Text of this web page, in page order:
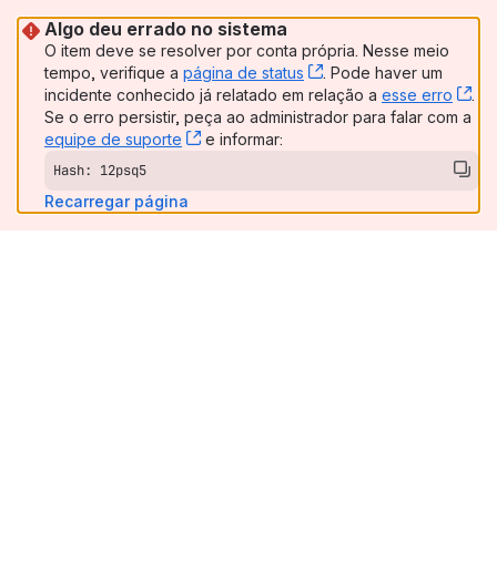
Algo deu errado no sistema
O item deve se resolver por conta própria. Nesse meio
tempo, verifique a página de status , (opens new window)
. Pode haver um
incidente conhecido já relatado em relação a esse erro ,
.
Se o erro persistir, peça ao administrador para falar com a
equipe de suporte
, (opens new window)
e informar:
Hash: 12psq5
Recarregar página